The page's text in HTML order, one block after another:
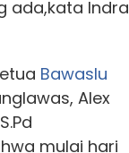
ada,kata Indra
Bawaslu
Alex
mulai hari